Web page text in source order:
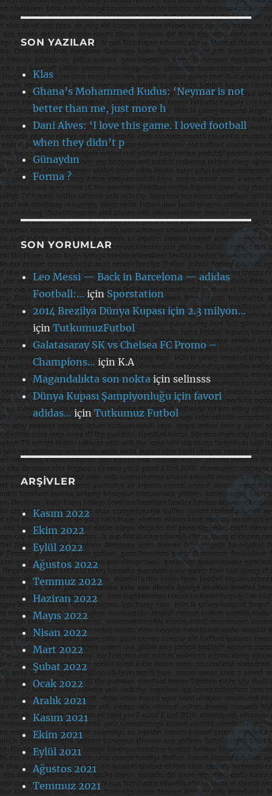
SON YAZILAR
Klas
Ghana’s Mohammed Kudus: ‘Neymar is not
better than me, just more h
Dani Alves: ‘I love this game. I loved football
when they didn’t p
Günaydın
Forma ?
SON YORUMLAR
Leo Messi — Back in Barcelona — adidas
Football:… içinSporstation
2014 Brezilya Dünya Kupası için 2.3 milyon…
içinTutkumuzFutbol
Galatasaray SK vs Chelsea FC Promo –
Champions… içinK.A
Magandalıkta son noktaiçinselinsss
Dünya Kupası Şampiyonluğu için favori
adidas…içinTutkumuz Futbol
ARŞIVLER
Kasım 2022
Ekim 2022
Eylül 2022
Ağustos 2022
Temmuz 2022
Haziran 2022
Mayıs 2022
Nisan 2022
Mart 2022
Şubat 2022
Ocak 2022
Aralık 2021
Kasım 2021
Ekim 2021
Eylül 2021
Ağustos 2021
Temmuz 2021